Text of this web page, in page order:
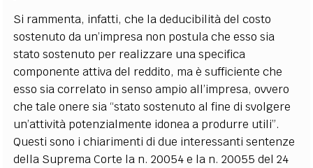
Si rammenta, infatti, che la deducibilità del costo
sostenuto da un’impresa non postula che esso sia
stato sostenuto per realizzare una specifica
componente attiva del reddito, ma è sufficiente che
esso sia correlato in senso ampio all’impresa, ovvero
che tale onere sia “stato sostenuto al fine di svolgere
un’attività potenzialmente idonea a produrre utili”.
Questi sono i chiarimenti di due interessanti sentenze
della Suprema Corte la n. 20054 e la n. 20055 del 24